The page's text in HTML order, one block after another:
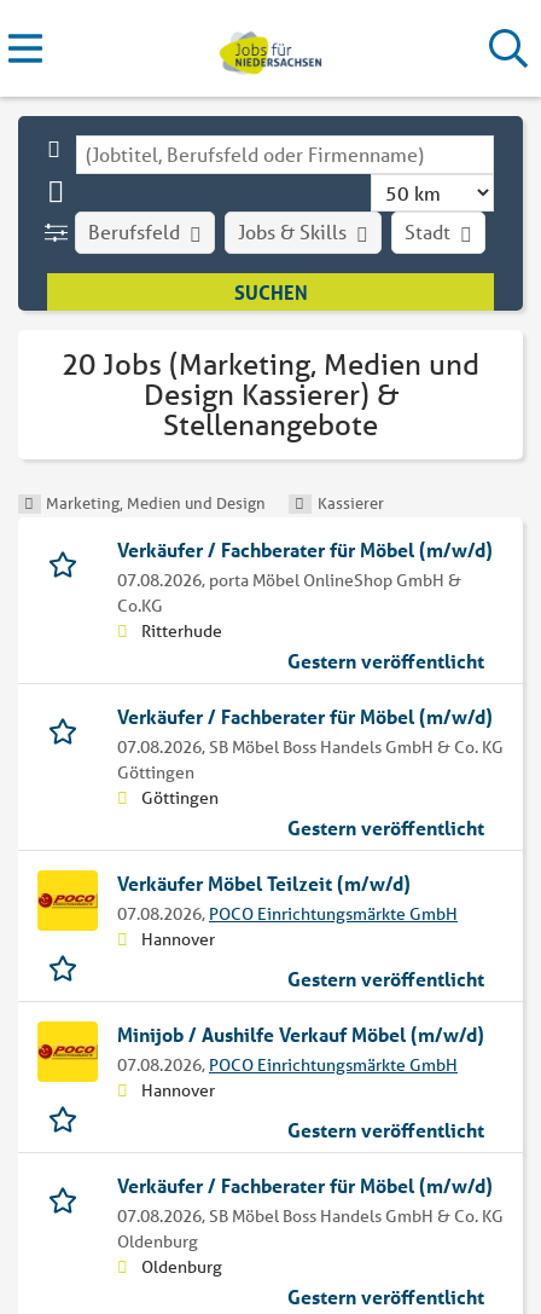
Stadt
Berufsfeld Jobs & Skills
20 Jobs (Marketing, Medien und
Design Kassierer) &
Stellenangebote
Marketing, Medien und Design Kassierer
Verkäufer / Fachberater für Möbel (m/w/d)
07.08.2026, porta Möbel OnlineShop GmbH &
Co.KG
Ritterhude
Gestern veröffentlicht
Verkäufer / Fachberater für Möbel (m/w/d)
07.08.2026,SB Möbel Boss Handels GmbH & Co. KG
Göttingen
Göttingen
Gestern veröffentlicht
Verkäufer Möbel Teilzeit (m/w/d)
07.08.2026, POCO Einrichtungsmärkte GmbH
Hannover
Gestern veröffentlicht
Minijob / Aushilfe Verkauf Möbel (m/w/d)
07.08.2026, POCO Einrichtungsmärkte GmbH
Hannover
Gestern veröffentlicht
Verkäufer / Fachberater für Möbel (m/w/d)
07.08.2026,SB Möbel Boss Handels GmbH & Co. KG
Oldenburg
Oldenburg
Gestern veröffentlicht